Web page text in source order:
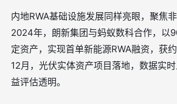
内地RWA基础设施发展同样亮眼，聚焦非
2024年，朗新集团与蚂蚁数科合作，以
定资产，实现首单新能源RWA融资，获
12月，光伏实体资产项目落地，数据实
益评估透明。